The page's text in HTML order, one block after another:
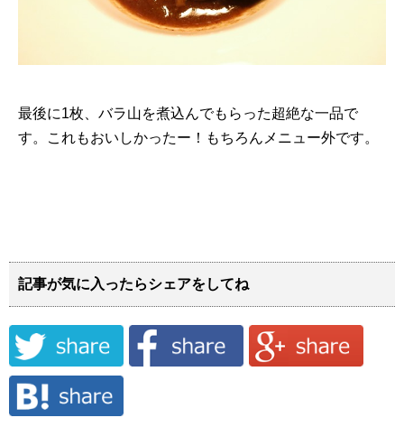
最後に1枚、バラ山を煮込んでもらった超絶な一品で
す。これもおいしかったー！もちろんメニュー外です。
記事が気に入ったらシェアをしてね